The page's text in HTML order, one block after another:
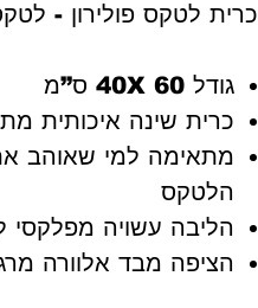
כרית לטקס פולירון -
גודל 40X 60 ס”מ
כרית שינה איכותית
מתאימה למי שאוהב
הלטקס
הליבה עשויה מפלקסי
הציפה מבד אלוורה